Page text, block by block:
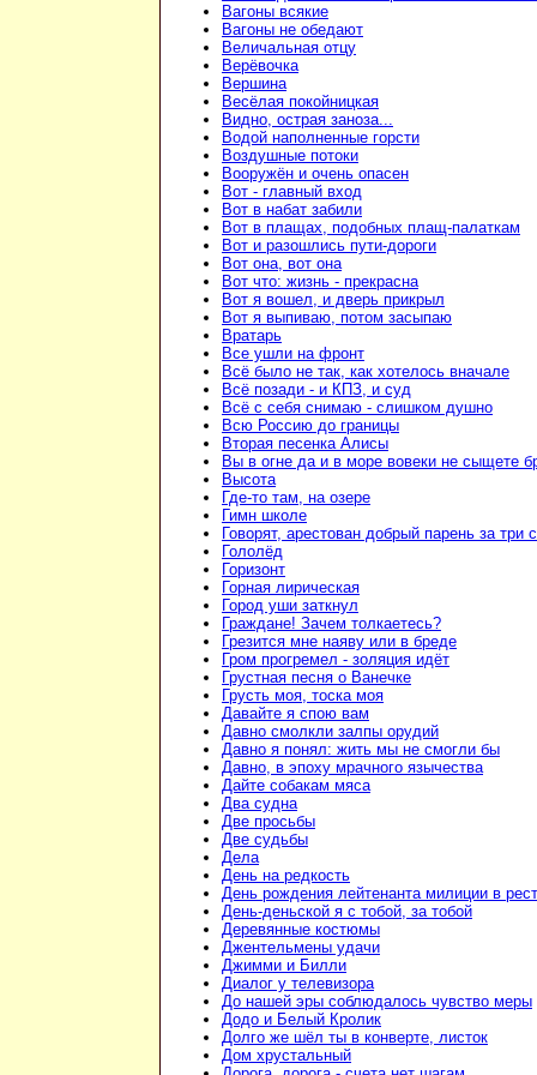
Вагоны всякие
Вагоны не обедают
Величальная отцу
Верёвочка
Вершина
Весёлая покойницкая
Видно, острая заноза...
Водой наполненные горсти
Воздушные потоки
Вооружён и очень опасен
Вот - главный вход
Вот в набат забили
Вот в плащах, подобных плащ-палаткам
Вот и разошлись пути-дороги
Вот она, вот она
Вот что: жизнь - прекрасна
Вот я вошел, и дверь прикрыл
Вот я выпиваю, потом засыпаю
Вратарь
Все ушли на фронт
Всё было не так, как хотелось вначале
Всё позади - и КПЗ, и суд
Всё с себя снимаю - слишком душно
Всю Россию до границы
Вторая песенка Алисы
Вы в огне да и в море вовеки не сыщете
Высота
Где-то там, на озере
Гимн школе
Говорят, арестован добрый парень за три
Гололёд
Горизонт
Горная лирическая
Город уши заткнул
Граждане! Зачем толкаетесь?
Грезится мне наяву или в бреде
Гром прогремел - золяция идёт
Грустная песня о Ванечке
Грусть моя, тоска моя
Давайте я спою вам
Давно смолкли залпы орудий
Давно я понял: жить мы не смогли бы
Давно, в эпоху мрачного язычества
Дайте собакам мяса
Два судна
Две просьбы
Две судьбы
Дела
День на редкость
День рождения лейтенанта милиции в
День-деньской я с тобой, за тобой
Деревянные костюмы
Джентельмены удачи
Джимми и Билли
Диалог у телевизора
До нашей эры соблюдалось чувство меры
Додо и Белый Кролик
Долго же шёл ты в конверте, листок
Дом хрустальный